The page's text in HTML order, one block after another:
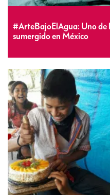
#ArteBajoElAgua: Uno de
sumergido en México